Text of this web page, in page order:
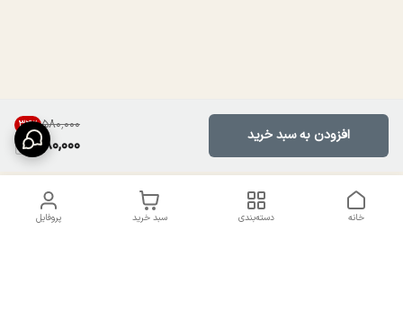
۵۸۰٬۰۰۰ 34%
380,000 افزودن به سبد خرید
پروفایل سبد خرید دسته‌بندی خانه